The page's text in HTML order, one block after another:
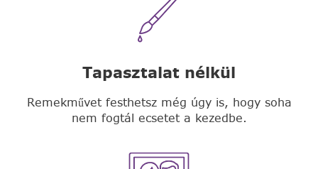
Tapasztalat nélkül
Remekművet festhetsz még úgy is, hogy soha
nem fogtál ecsetet a kezedbe.